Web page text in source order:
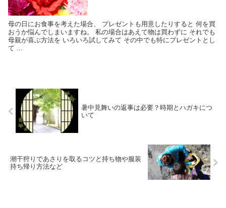
母の日にお食事を考えた場合、 プレゼントも用意したりすると 何を買
おうか悩んでしまいますね。 私の場合はあえて物は買わずに それでも
母親が喜ぶ方法を いろいろ試してみて その中でも特にプレゼントとし
て ...
暑中見舞いの返事は必要？時期とハガキにつ
いて
潮干狩りであさりを取るコツと持ち物や服装
持ち帰り方法など